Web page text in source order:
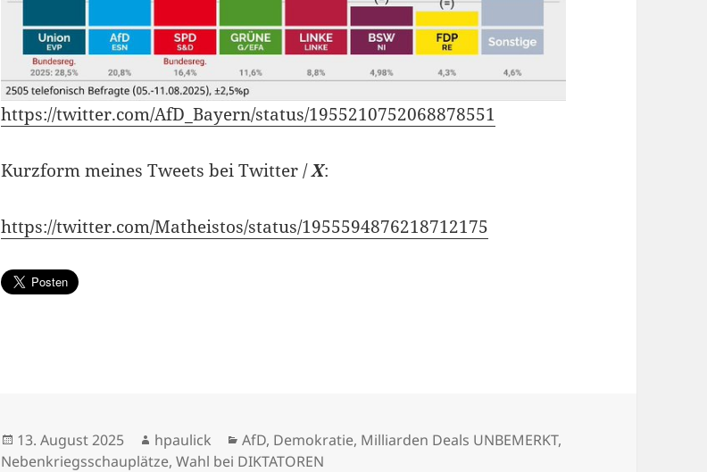
https://twitter.com/AfD_Bayern/status/1955210752068878551
Kurzform meines Tweets bei Twitter /X:
https://twitter.com/Matheistos/status/1955594876218712175
Veröffentlicht
am
13. August 2025 Autor
hpaulick Kategorien
AfD, Demokratie, Milliarden Deals UNBEMERKT,
Nebenkriegsschauplätze,Wahl bei DIKTATOREN